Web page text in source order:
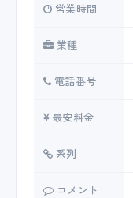
営業時間
業種
電話番号
最安料金
系列
コメント